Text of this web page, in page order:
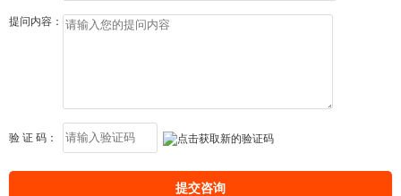
提问内容：
验 证 码：
提交咨询